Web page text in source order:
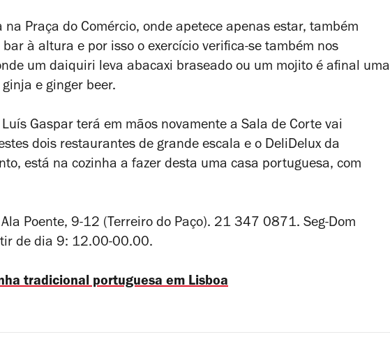
Praça do Comércio, onde apetece apenas estar, também
à altura e por isso o exercício verifica-se também nos
um daiquiri leva abacaxi braseado ou um mojito é afinal uma
e ginger beer.
Gaspar terá em mãos novamente a Sala de Corte vai
dois restaurantes de grande escala e o DeliDelux da
está na cozinha a fazer desta uma casa portuguesa, com
Poente, 9-12 (Terreiro do Paço). 21 347 0871. Seg-Dom
de dia 9: 12.00-00.00.
tradicional portuguesa em Lisboa